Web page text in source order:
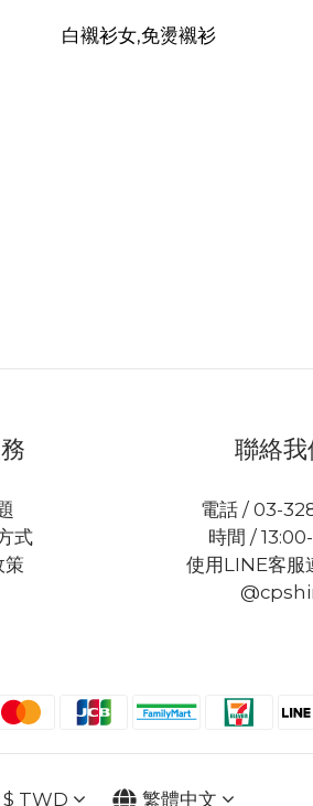
式
策
聯絡我
電話 / 03-
時間 /
使用LINE客服
$ TWD 繁體中文